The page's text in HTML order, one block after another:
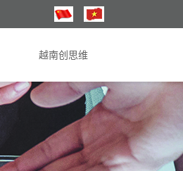
越南创思维